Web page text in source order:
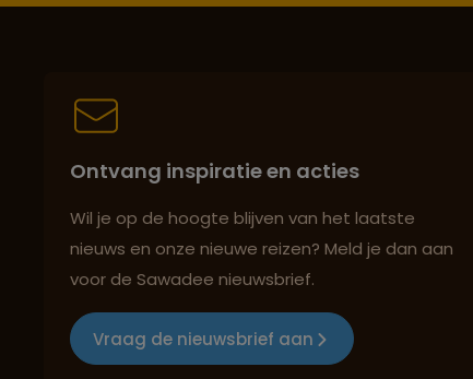
Ontvang inspiratie en acties
Wil je op de hoogte blijven van het laatste
nieuws en onze nieuwe reizen? Meld je dan aan
voor de Sawadee nieuwsbrief.
Vraag de nieuwsbrief aan